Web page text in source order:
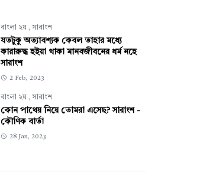
বাংলা ২য় , সারাংশ
যতটুকু অত্যাবশ্যক কেবল তাহার মধ্যে
কারারুদ্ধ হইয়া থাকা মানবজীবনের ধর্ম নহে
সারাংশ
2 Feb, 2023
বাংলা ২য় , সারাংশ
কোন পাথেয় নিয়ে তোমরা এসেছ? সারাংশ -
কৌণিক বার্তা
28 Jan, 2023